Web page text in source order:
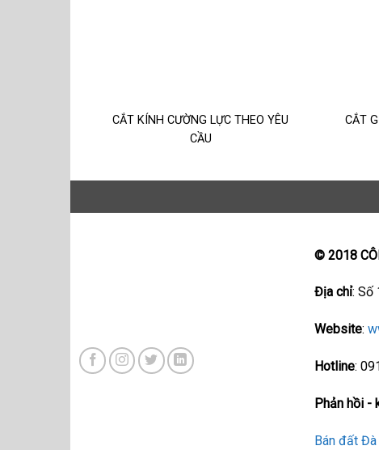
CẮT KÍNH CƯỜNG LỰC THEO YÊU
CẦU
CẮT
© 2018
Địa chỉ: Số
Website:
Hotline:
Phản hồi -
Bán đất